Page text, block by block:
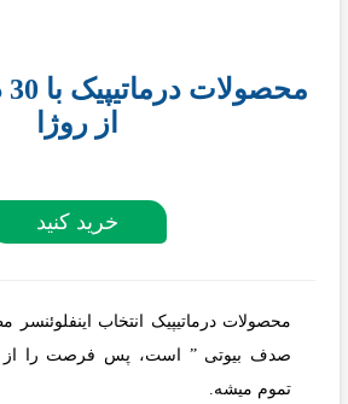
از روژا
خرید کنید
محصولات درماتیپیک انتخاب اینفلوئنسر
صدف بیوتی ” است، پس فرصت را از
تموم میشه.